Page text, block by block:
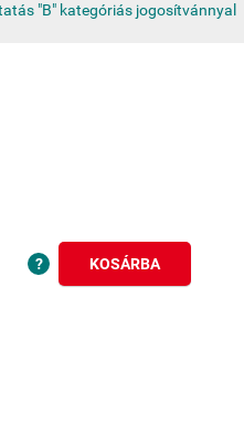
"B" kategóriás jogosítvánnyal
KOSÁRBA